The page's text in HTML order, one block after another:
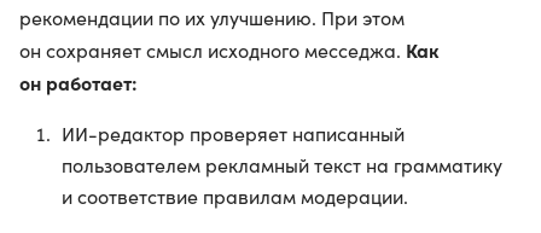
рекомендации по их улучшению. При этом
он сохраняет смысл исходного месседжа. Как
он работает:
ИИ-редактор проверяет написанный
пользователем рекламный текст на грамматику
и соответствие правилам модерации.